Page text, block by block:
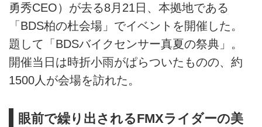
勇秀CEO）が去る8月21日、本拠地である
「BDS柏の杜会場」でイベントを開催した。
題して「BDSバイクセンサー真夏の祭典」。
開催当日は時折小雨がぱらついたものの、約
1500人が会場を訪れた。
眼前で繰り出されるFMXライダーの美